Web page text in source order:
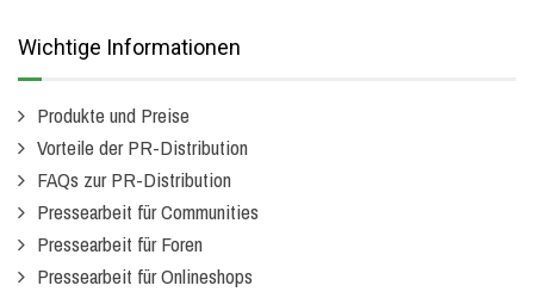
Wichtige Informationen
Produkte und Preise
Vorteile der PR-Distribution
FAQs zur PR-Distribution
Pressearbeit für Communities
Pressearbeit für Foren
Pressearbeit für Onlineshops